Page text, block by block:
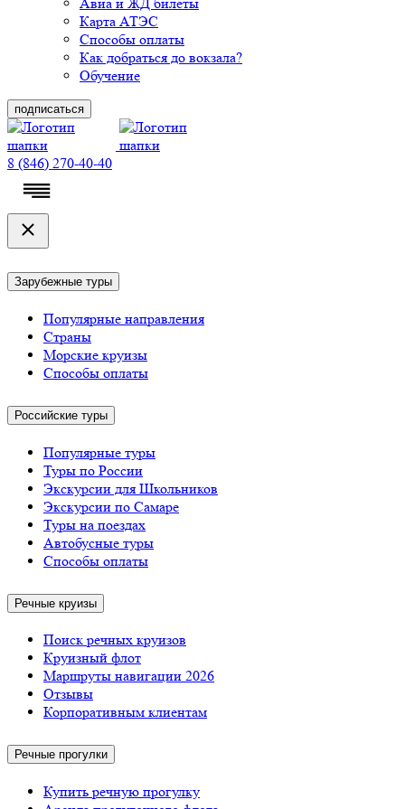
Карта АТЭС
Способы оплаты
Как добраться до вокзала?
Обучение
подписаться
8 (846) 270-40-40
Зарубежные туры
Популярные направления
Страны
Морские круизы
Способы оплаты
Российские туры
Популярные туры
Туры по России
Экскурсии для Школьников
Экскурсии по Самаре
Туры на поездах
Автобусные туры
Способы оплаты
Речные круизы
Поиск речных круизов
Круизный флот
Маршруты навигации 2026
Отзывы
Корпоративным клиентам
Речные прогулки
Купить речную прогулку